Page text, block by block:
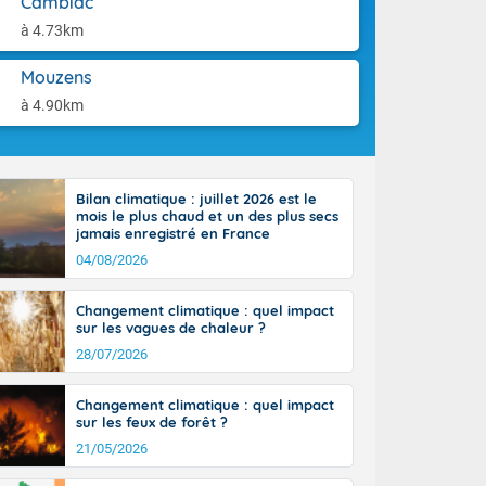
à 4.73km
Mouzens
à 4.90km
l'après-
14
il fait
30 à 35
Bilan climatique : juillet 2026 est le
mois le plus chaud et un des plus secs
jamais enregistré en France
04/08/2026
Changement climatique : quel impact
sur les vagues de chaleur ?
28/07/2026
Changement climatique : quel impact
sur les feux de forêt ?
21/05/2026